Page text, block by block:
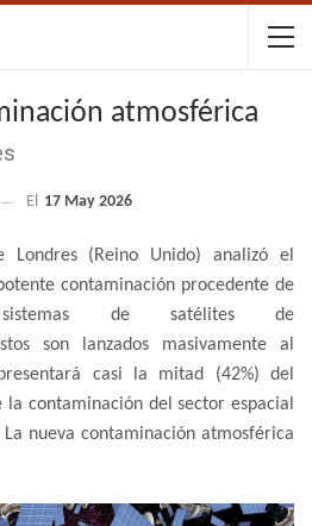
atmosférica
El 17 May 2026
Londres (Reino Unido) analizó el
contaminación procedente de
de satélites de
son lanzados masivamente al
casi la mitad (42%) del
contaminación del sector espacial
nueva contaminación atmosférica